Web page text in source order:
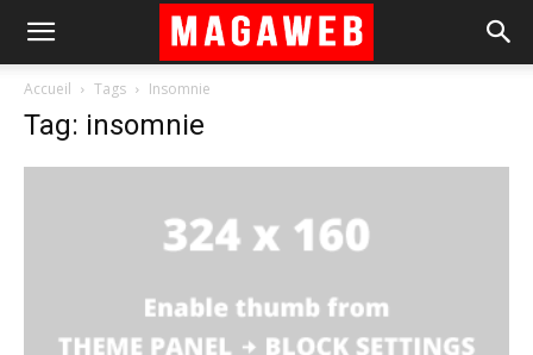
Accueil Tags Insomnie
Tag: insomnie